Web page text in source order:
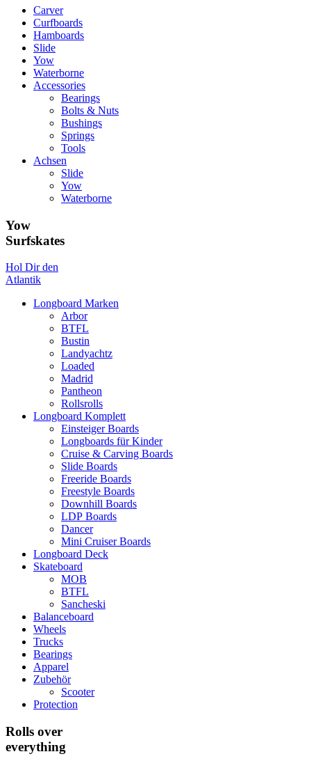
Carver
Curfboards
Hamboards
Slide
Yow
Waterborne
Accessories
Bearings
Bolts & Nuts
Bushings
Springs
Tools
Achsen
Slide
Yow
Waterborne
Yow
Surfskates
Hol Dir den
Atlantik
Longboard Marken
Arbor
BTFL
Bustin
Landyachtz
Loaded
Madrid
Pantheon
Rollsrolls
Longboard Komplett
Einsteiger Boards
Longboards für Kinder
Cruise & Carving Boards
Slide Boards
Freeride Boards
Freestyle Boards
Downhill Boards
LDP Boards
Dancer
Mini Cruiser Boards
Longboard Deck
Skateboard
MOB
BTFL
Sancheski
Balanceboard
Wheels
Trucks
Bearings
Apparel
Zubehör
Scooter
Protection
Rolls over
everything